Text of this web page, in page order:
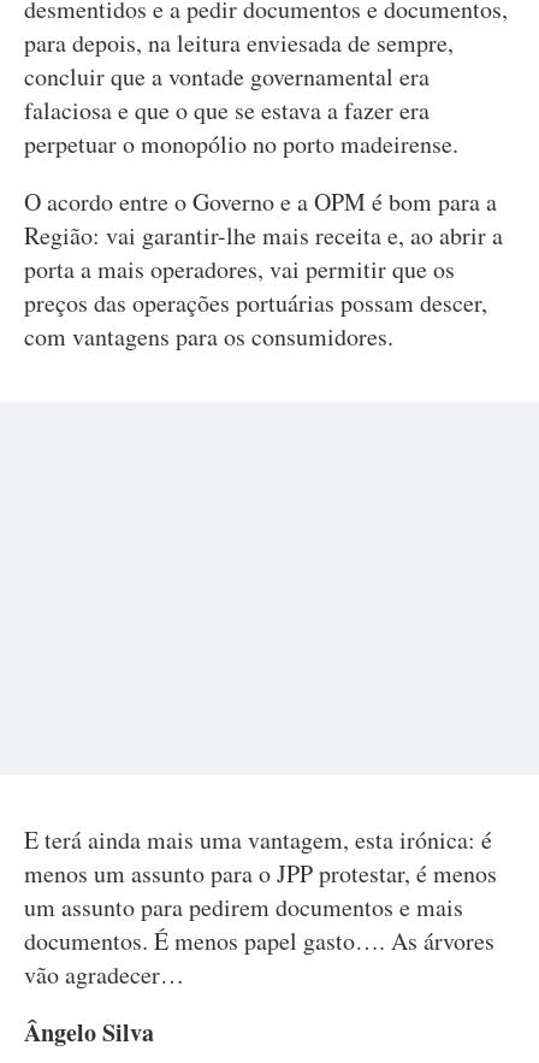
desmentidos e a pedir documentos e documentos,
para depois, na leitura enviesada de sempre,
concluir que a vontade governamental era
falaciosa e que o que se estava a fazer era
perpetuar o monopólio no porto madeirense.
O acordo entre o Governo e a OPM é bom para a
Região: vai garantir-lhe mais receita e, ao abrir a
porta a mais operadores, vai permitir que os
preços das operações portuárias possam descer,
com vantagens para os consumidores.
E terá ainda mais uma vantagem, esta irónica: é
menos um assunto para o JPP protestar, é menos
um assunto para pedirem documentos e mais
documentos. É menos papel gasto…. As árvores
vão agradecer…
Ângelo Silva